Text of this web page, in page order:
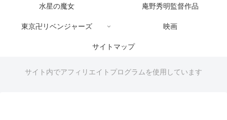
水星の魔女 庵野秀明監督作品
東京卍リベンジャーズ 映画
サイトマップ
サイト内でアフィリエイトプログラムを使用しています